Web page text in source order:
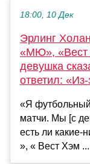
18:00, 10 Дек
Эрлинг
«МЮ», «Вест
девушка
ответил:
«Я
матчи. Мы [с
есть ли какие-
», « Вест Хэм ...